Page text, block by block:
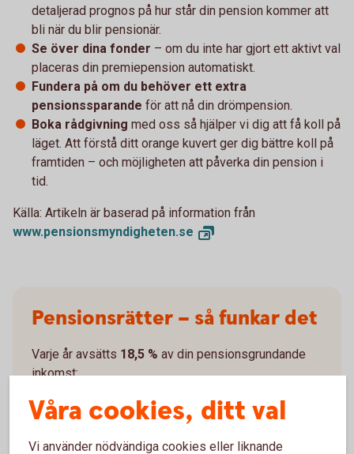
detaljerad prognos på hur står din pension kommer att
bli när du blir pensionär.
Se över dina fonder – om du inte har gjort ett aktivt val
placeras din premiepension automatiskt.
Fundera på om du behöver ett extra
pensionssparande för att nå din drömpension.
Boka rådgivning med oss så hjälper vi dig att få koll på
läget. Att förstå ditt orange kuvert ger dig bättre koll på
framtiden – och möjligheten att påverka din pension i
tid.
Källa: Artikeln är baserad på information från
www.pensionsmyndigheten.se
Pensionsrätter – så funkar det
Varje år avsätts 18,5 % av din pensionsgrundande
inkomst:
16 %går till inkomstpensionen.
Våra cookies, ditt val
Vi använder nödvändiga cookies eller liknande